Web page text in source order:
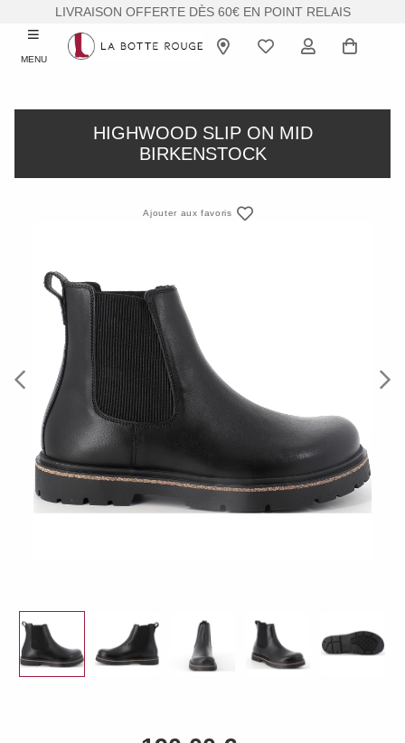
LIVRAISON OFFERTE DÈS 60€ EN POINT RELAIS
MENU
HIGHWOOD SLIP ON MID
BIRKENSTOCK
Ajouter aux favoris
Previous